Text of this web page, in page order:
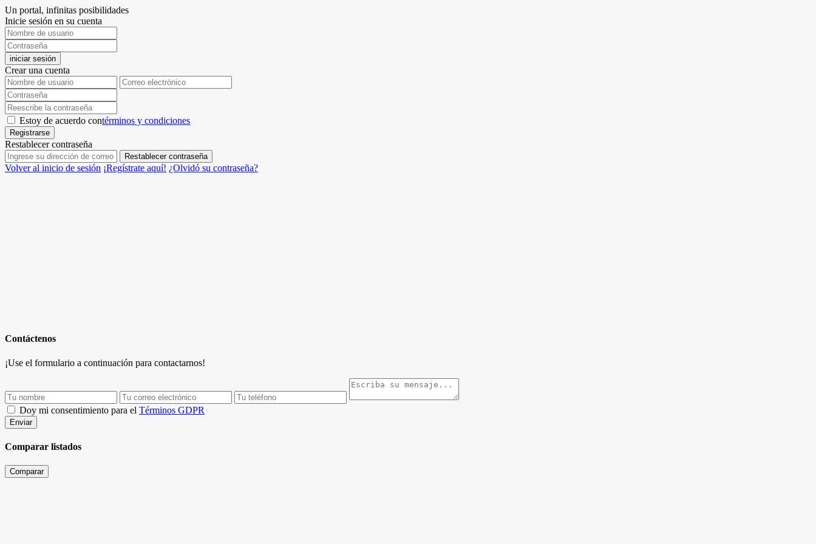
Un portal, infinitas posibilidades
Inicie sesión en su cuenta
iniciar sesión
Crear una cuenta
Estoy de acuerdo contérminos y condiciones
Registrarse
Restablecer contraseña
Restablecer contraseña
Volver al inicio de sesión ¡Regístrate aquí! ¿Olvidó su contraseña?
Contáctenos
¡Use el formulario a continuación para contactarnos!
Doy mi consentimiento para el Términos GDPR
Enviar
Comparar listados
Comparar